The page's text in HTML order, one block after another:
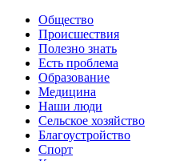
Общество
Происшествия
Полезно знать
Есть проблема
Образование
Медицина
Наши люди
Сельское хозяйство
Благоустройство
Спорт